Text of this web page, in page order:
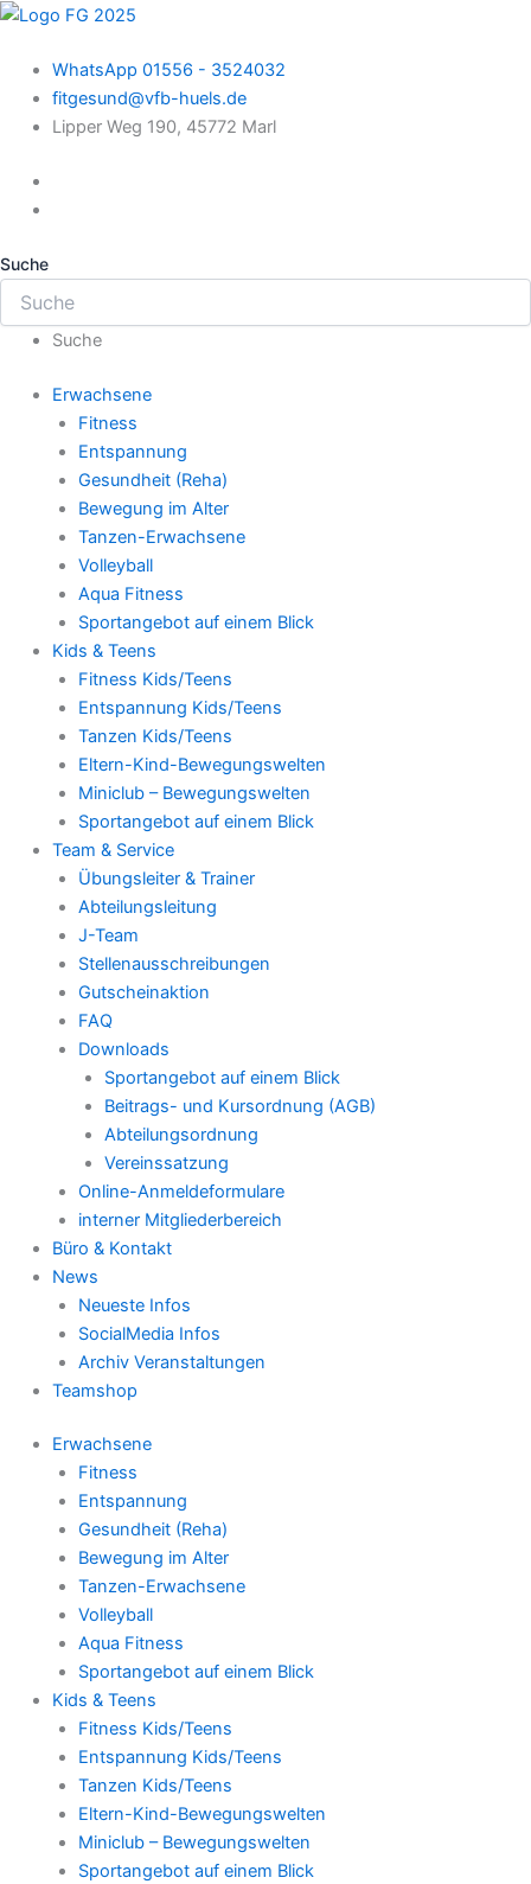
Zum
springenWhatsApp 01556 - 3524032
fitgesund@vfb-huels.de
Lipper Weg 190, 45772 Marl
Suche
Suche
Erwachsene
Fitness
Entspannung
Gesundheit (Reha)
Bewegung im Alter
Tanzen-Erwachsene
Volleyball
Aqua Fitness
Sportangebot auf einem Blick
Kids & Teens
Fitness Kids/Teens
Entspannung Kids/Teens
Tanzen Kids/Teens
Eltern-Kind-Bewegungswelten
Miniclub – Bewegungswelten
Sportangebot auf einem Blick
Team & Service
Übungsleiter & Trainer
Abteilungsleitung
J-Team
Stellenausschreibungen
Gutscheinaktion
FAQ
Downloads
Sportangebot auf einem Blick
Beitrags- und Kursordnung (AGB)
Abteilungsordnung
Vereinssatzung
Online-Anmeldeformulare
interner Mitgliederbereich
Büro & Kontakt
News
Neueste Infos
SocialMedia Infos
Archiv Veranstaltungen
Teamshop
Erwachsene
Fitness
Entspannung
Gesundheit (Reha)
Bewegung im Alter
Tanzen-Erwachsene
Volleyball
Aqua Fitness
Sportangebot auf einem Blick
Kids & Teens
Fitness Kids/Teens
Entspannung Kids/Teens
Tanzen Kids/Teens
Eltern-Kind-Bewegungswelten
Miniclub – Bewegungswelten
Sportangebot auf einem Blick